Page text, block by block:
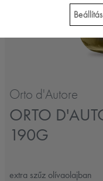
Orto d'Autore
ORTO
190G
extra szűz olívaolajban